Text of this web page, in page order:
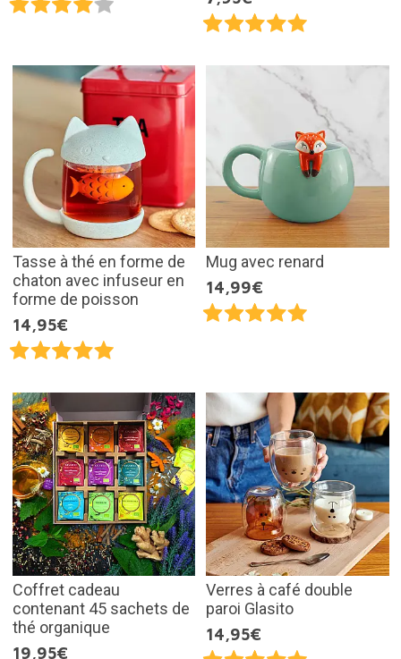
Tasse à thé en forme de
chaton avec infuseur en
forme de poisson
14,95€
Mug avec renard
14,99€
Coffret cadeau
contenant 45 sachets de
thé organique
19,95€
Verres à café double
paroi Glasito
14,95€